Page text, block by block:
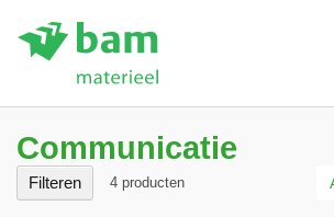
Communicatie
4 producten
Filteren